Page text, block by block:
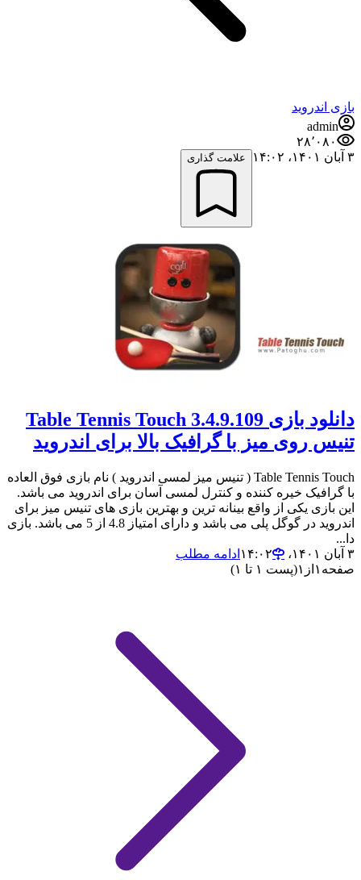
بازی اندروید
admin
۲۸٬۰۸۰
۳ آبان ۱۴۰۱،‏ ۱۴:۰۲
علامت گذاری
دانلود بازی Table Tennis Touch 3.4.9.109
تنیس روی میز با گرافیک بالا برای اندروید
Table Tennis Touch ( تنیس میز لمسی اندروید ) نام بازی فوق العاده
با گرافیک خیره کننده و کنترل لمسی آسان برای اندروید می باشد.
این بازی یکی از واقع بینانه ترین و بهترین بازی های تنیس میز برای
اندروید در گوگل پلی می باشد و دارای امتیاز 4.8 از 5 می باشد. بازی
دا...
۳ آبان ۱۴۰۱،‏ ۱۴:۰۲
ادامه مطلب
صفحه ۱ از ۱(پست ۱ تا ۱)